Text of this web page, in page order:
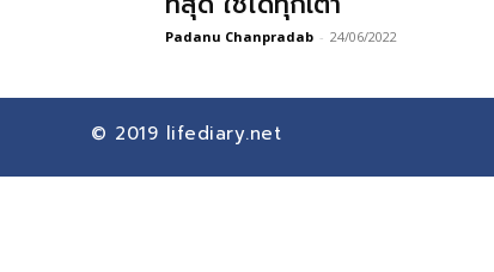
Padanu Chanpradab - 24/06/2022
© 2019 lifediary.net